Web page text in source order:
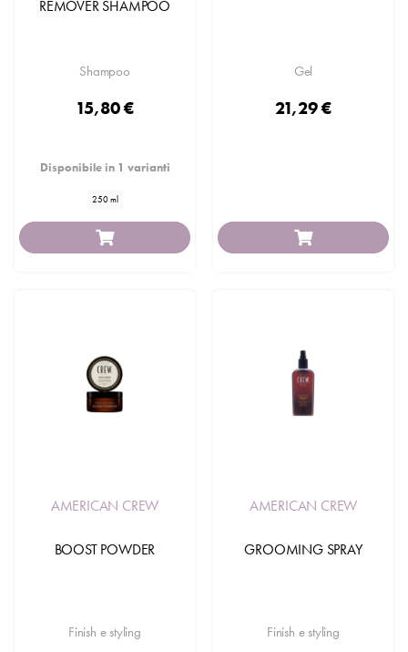
REMOVER SHAMPOO
Shampoo
15,80 €
Disponibile in 1 varianti
250 ml
Gel
21,29 €
AMERICAN CREW
BOOST POWDER
Finish e styling
AMERICAN CREW
GROOMING SPRAY
Finish e styling